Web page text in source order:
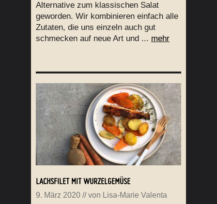
Alternative zum klassischen Salat
geworden. Wir kombinieren einfach alle
Zutaten, die uns einzeln auch gut
schmecken auf neue Art und ... mehr
LACHSFILET MIT WURZELGEMÜSE
9. März 2020 // von Lisa-Marie Valenta